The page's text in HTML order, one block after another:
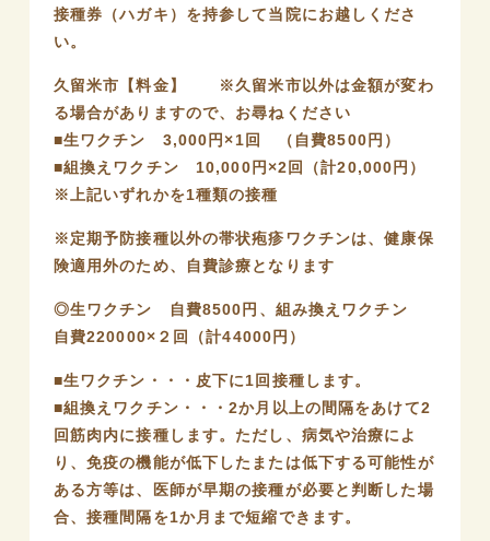
接種券（ハガキ）を持参して当院にお越しくださ
い。
久留米市【料金】 ※久留米市以外は金額が変わ
る場合がありますので、お尋ねください
■生ワクチン 3,000円×1回 （自費8500円）
■組換えワクチン 10,000円×2回（計20,000円）
※上記いずれかを1種類の接種
※定期予防接種以外の帯状疱疹ワクチンは、健康保
険適用外のため、自費診療となります
◎生ワクチン 自費8500円、組み換えワクチン
自費220000×２回（計44000円）
■生ワクチン・・・皮下に1回接種します。
■組換えワクチン・・・2か月以上の間隔をあけて2
回筋肉内に接種します。ただし、病気や治療によ
り、免疫の機能が低下したまたは低下する可能性が
ある方等は、医師が早期の接種が必要と判断した場
合、接種間隔を1か月まで短縮できます。